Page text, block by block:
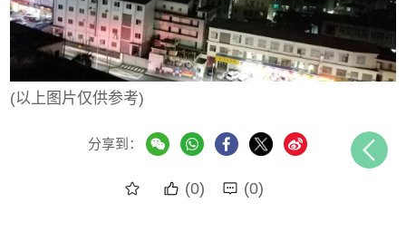
(以上图片仅供参考)
分享到：
(0) (0)